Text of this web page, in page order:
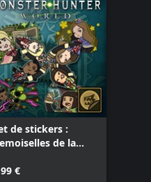
de stickers :
de la
€